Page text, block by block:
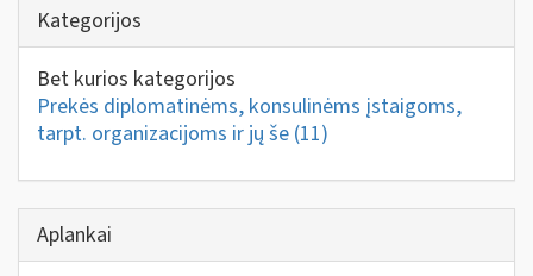
Kategorijos
Bet kurios kategorijos
Prekės diplomatinėms, konsulinėms įstaigoms,
tarpt. organizacijoms ir jų še (11)
Aplankai